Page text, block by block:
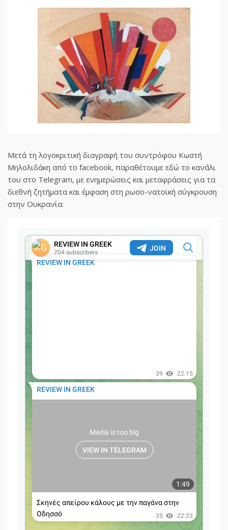
Μετά τη λογοκριτική διαγραφή του συντρόφου Κωστή
Μηλολιδάκη από το facebook, παραθέτουμε εδώ το κανάλι
του στο Telegram, με ενημερώσεις και μεταφράσεις για τα
διεθνή ζητήματα και έμφαση στη ρωσο-νατοϊκή σύγκρουση
στην Ουκρανία: